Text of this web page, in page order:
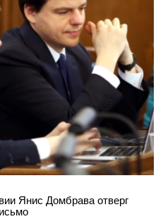
Янис Домбрава отверг